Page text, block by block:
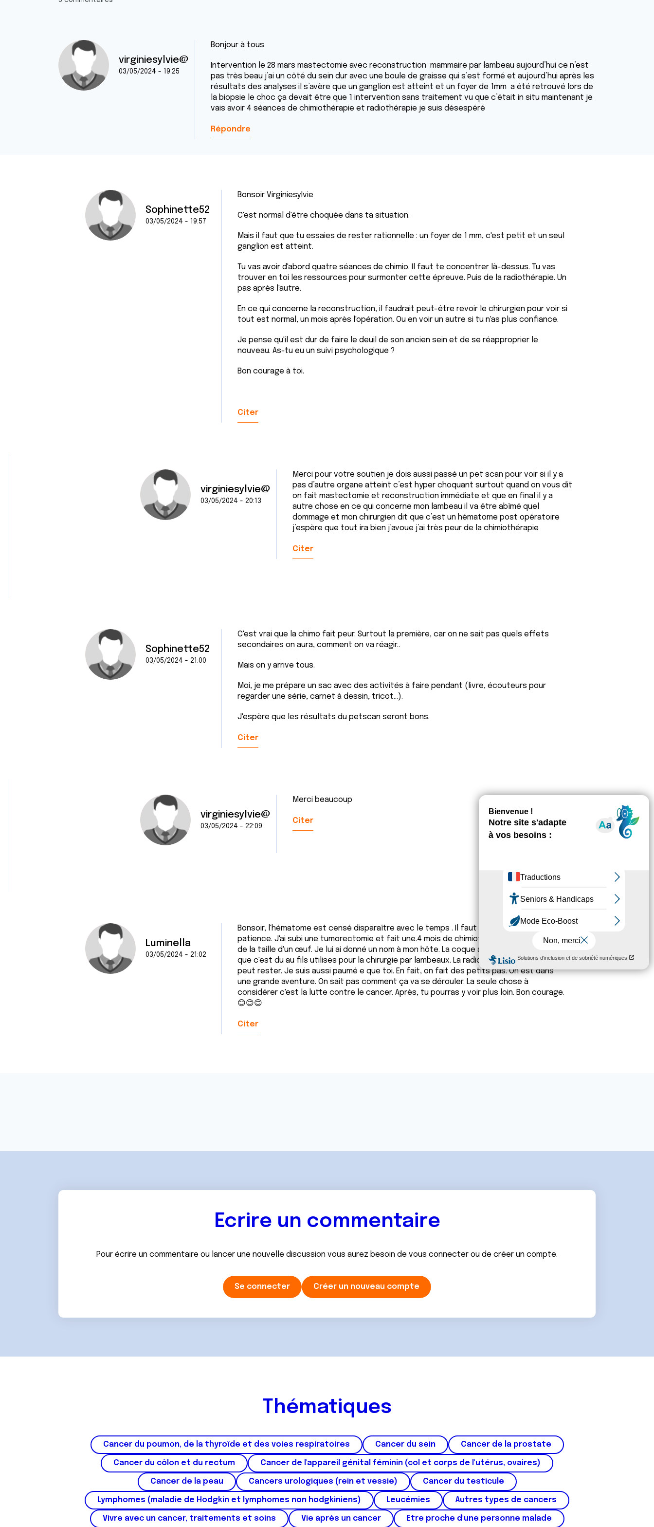
virginiesylvie@
03/05/2024 - 19:25
Bonjour à tous
Intervention le 28 mars mastectomie avec reconstruction mammaire par lambeau aujourd’hui ce n’est
pas très beau j’ai un côté du sein dur avec une boule de graisse qui s’est formé et aujourd’hui après les
résultats des analyses il s’avère que un ganglion est atteint et un foyer de 1mm a été retrouvé lors de
la biopsie le choc ça devait être que 1 intervention sans traitement vu que c’était in situ maintenant je
vais avoir 4 séances de chimiothérapie et radiothérapie je suis désespéré
Répondre
Sophinette52
03/05/2024 - 19:57
Bonsoir Virginiesylvie
C'est normal d'être choquée dans ta situation.
Mais il faut que tu essaies de rester rationnelle : un foyer de 1 mm, c'est petit et un seul
ganglion est atteint.
Tu vas avoir d'abord quatre séances de chimio. Il faut te concentrer là-dessus. Tu vas
trouver en toi les ressources pour surmonter cette épreuve. Puis de la radiothérapie. Un
pas après l'autre.
En ce qui concerne la reconstruction, il faudrait peut-être revoir le chirurgien pour voir si
tout est normal, un mois après l'opération. Ou en voir un autre si tu n'as plus confiance.
Je pense qu'il est dur de faire le deuil de son ancien sein et de se réapproprier le
nouveau. As-tu eu un suivi psychologique ?
Bon courage à toi.
Citer
virginiesylvie@
03/05/2024 - 20:13
Merci pour votre soutien je dois aussi passé un pet scan pour voir si il y a
pas d’autre organe atteint c’est hyper choquant surtout quand on vous dit
on fait mastectomie et reconstruction immédiate et que en final il y a
autre chose en ce qui concerne mon lambeau il va être abîmé quel
dommage et mon chirurgien dit que c’est un hématome post opératoire
j’espère que tout ira bien j’avoue j’ai très peur de la chimiothérapie
Citer
Sophinette52
03/05/2024 - 21:00
C'est vrai que la chimo fait peur. Surtout la première, car on ne sait pas quels effets
secondaires on aura, comment on va réagir..
Mais on y arrive tous.
Moi, je me prépare un sac avec des activités à faire pendant (livre, écouteurs pour
regarder une série, carnet à dessin, tricot...).
J'espère que les résultats du petscan seront bons.
Citer
virginiesylvie@
03/05/2024 - 22:09
Merci beaucoup
Citer
Luminella
03/05/2024 - 21:02
Bonsoir, l'hématome est censé disparaître avec le temps . Il faut que tu d'armes de
patience. J'ai subi une tumorectomie et fait une.4 mois de chimiothérapie. J'ai une fibrose
de la taille d'un œuf. Je lui ai donné un nom à mon hôte. La coque a l'oeuf. Le chirurgien dit
que c'est du au fils utilises pour la chirurgie par lambeaux. La radiothérapeute dit que ça
peut rester. Je suis aussi paumé e que toi. En fait, on fait des petits pas. On est dans
une grande aventure. On sait pas comment ça va se dérouler. La seule chose à
considérer c'est la lutte contre le cancer. Après, tu pourras y voir plus loin. Bon courage.
😊😊😊
Citer
Ecrire un commentaire
Pour écrire un commentaire ou lancer une nouvelle discussion vous aurez besoin de vous connecter ou de créer un compte.
Se connecter Créer un nouveau compte
Thématiques
Cancer du poumon, de la thyroïde et des voies respiratoires Cancer du sein Cancer de la prostate
Cancer du côlon et du rectum Cancer de l'appareil génital féminin (col et corps de l'utérus, ovaires)
Cancer de la peau Cancers urologiques (rein et vessie) Cancer du testicule
Lymphomes (maladie de Hodgkin et lymphomes non hodgkiniens) Leucémies Autres types de cancers
Vivre avec un cancer, traitements et soins Vie après un cancer Etre proche d'une personne malade